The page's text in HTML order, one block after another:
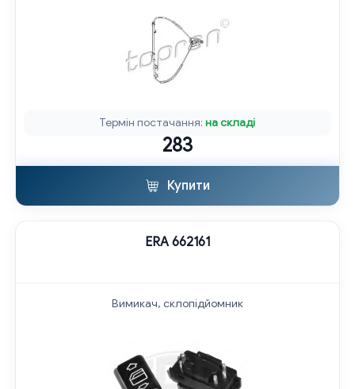
Термін постачання:на складі
283
Купити
ERA 662161
Вимикач, склопідйомник